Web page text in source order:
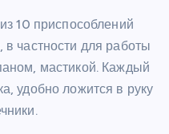
10 приспособлений
частности для работы
мастикой. Каждый
удобно ложится в руку